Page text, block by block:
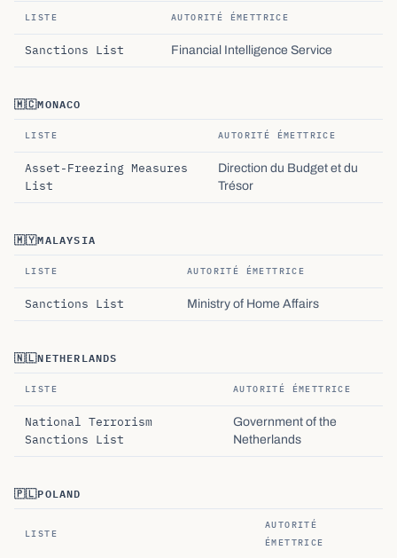
LISTE AUTORITÉ ÉMETTRICE
Sanctions List Financial Intelligence Service
🇲🇨MONACO
LISTE AUTORITÉ ÉMETTRICE
Asset-Freezing Measures
List
Direction du Budget et du
Trésor
🇲🇾MALAYSIA
LISTE AUTORITÉ ÉMETTRICE
Sanctions List Ministry of Home Affairs
🇳🇱NETHERLANDS
LISTE AUTORITÉ ÉMETTRICE
National Terrorism
Sanctions List
Government of the
Netherlands
🇵🇱POLAND
LISTE
AUTORITÉ
ÉMETTRICE